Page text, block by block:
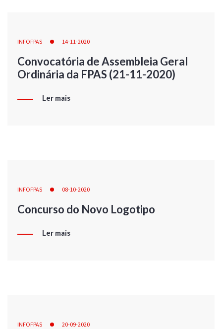
INFOFPAS 14-11-2020
Convocatória de Assembleia Geral
Ordinária da FPAS (21-11-2020)
Ler mais
INFOFPAS 08-10-2020
Concurso do Novo Logotipo
Ler mais
INFOFPAS 20-09-2020